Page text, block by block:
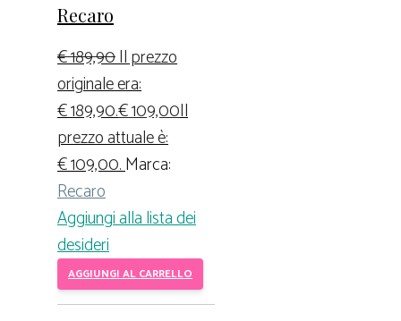
Recaro
€189,90Il prezzo
originale era:
€ 189,90.€109,00Il
prezzo attuale è:
€ 109,00.Marca:
Recaro
Aggiungi alla lista dei
desideri
AGGIUNGI AL CARRELLO